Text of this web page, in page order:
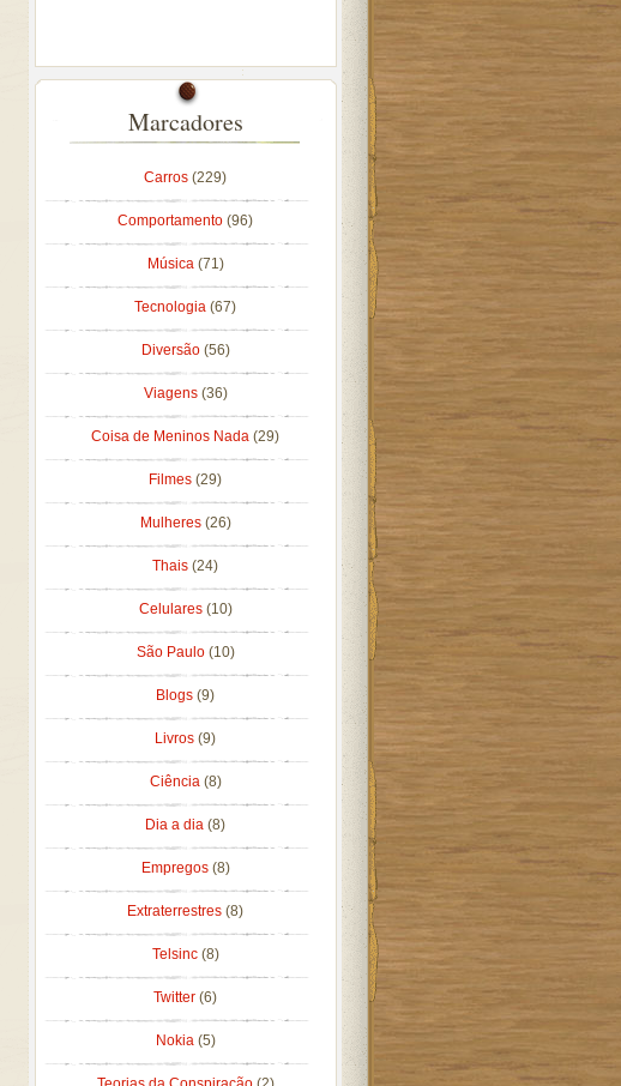
Marcadores
Carros (229)
Comportamento (96)
Música (71)
Tecnologia (67)
Diversão (56)
Viagens (36)
Coisa de Meninos Nada (29)
Filmes (29)
Mulheres (26)
Thais (24)
Celulares (10)
São Paulo (10)
Blogs (9)
Livros (9)
Ciência (8)
Dia a dia (8)
Empregos (8)
Extraterrestres (8)
Telsinc (8)
Twitter (6)
Nokia (5)